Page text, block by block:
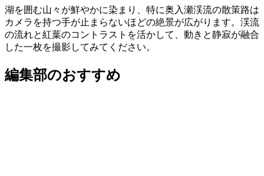
湖を囲む山々が鮮やかに染まり、特に奥入瀬渓流の散策路は
カメラを持つ手が止まらないほどの絶景が広がります。渓流
の流れと紅葉のコントラストを活かして、動きと静寂が融合
した一枚を撮影してみてください。
編集部のおすすめ